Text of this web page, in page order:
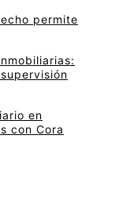
permite
en
con Cora